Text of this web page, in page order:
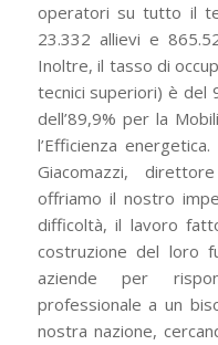
operatori su tutto il
23.332 allievi e
Inoltre, il tasso di
tecnici superiori) è del
dell’89,9% per la
l’Efficienza
Giacomazzi,
offriamo il nostro
difficoltà, il lavoro
costruzione del loro
aziende per
professionale a un
nostra nazione,